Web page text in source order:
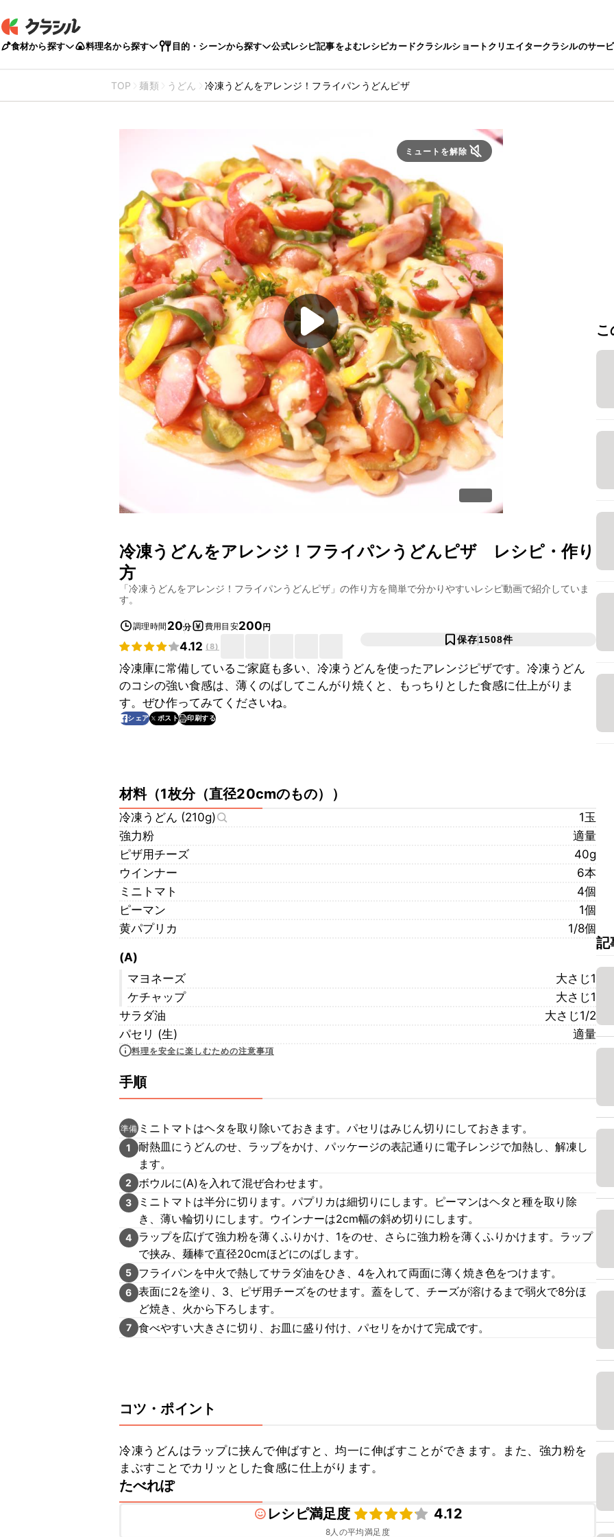
食材から探す 料理名から探す 目的・シーンから探す 公式レシピ記事をよむレシピカードクラシルショートクリエイタークラシルのサー
TOP 麺類 うどん 冷凍うどんをアレンジ！フライパンうどんピザ
ミュートを解除
冷凍うどんをアレンジ！フライパンうどんピザ レシピ・作り
方
「冷凍うどんをアレンジ！フライパンうどんピザ 」の作り方を簡単で分かりやすいレシピ動画で紹介していま
す。
調理時間 20分 費用目安200円
4.12 (8)
保存1508件
冷凍庫に常備しているご家庭も多い、冷凍うどんを使ったアレンジピザです。冷凍うどん
のコシの強い食感は、薄くのばしてこんがり焼くと、もっちりとした食感に仕上がりま
す。ぜひ作ってみてくださいね。
シェア ポスト 印刷する
材料（1枚分（直径20cmのもの） ）
冷凍うどん (210g)
1玉
強力粉
適量
ピザ用チーズ
40g
ウインナー
6本
ミニトマト
4個
ピーマン
1個
黄パプリカ
1/8個
(A)
マヨネーズ
大さじ1
ケチャップ
大さじ1
サラダ油
大さじ1/2
パセリ (生)
適量
料理を安全に楽しむための注意事項
手順
準備 ミニトマトはヘタを取り除いておきます。パセリはみじん切りにしておきます。
1
耐熱皿にうどんのせ、ラップをかけ、パッケージの表記通りに電子レンジで加熱し、解凍し
ます。
2 ボウルに(A)を入れて混ぜ合わせます。
3
ミニトマトは半分に切ります。パプリカは細切りにします。ピーマンはヘタと種を取り除
き、薄い輪切りにします。ウインナーは2cm幅の斜め切りにします。
4
ラップを広げて強力粉を薄くふりかけ、1をのせ、さらに強力粉を薄くふりかけます。ラップ
で挟み、麺棒で直径20cmほどにのばします。
5 フライパンを中火で熱してサラダ油をひき、4を入れて両面に薄く焼き色をつけます。
6 表面に2を塗り、3、ピザ用チーズをのせます。蓋をして、チーズが溶けるまで弱火で8分ほ
ど焼き、火から下ろします。
7 食べやすい大きさに切り、お皿に盛り付け、パセリをかけて完成です。
コツ・ポイント
冷凍うどんはラップに挟んで伸ばすと、均一に伸ばすことができます。また、強力粉を
まぶすことでカリッとした食感に仕上がります。
たべれぽ
レシピ満足度
4.12
8人の平均満足度
記